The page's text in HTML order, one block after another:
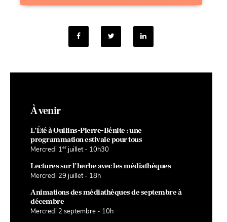
À venir
L’Été à Oullins-Pierre-Bénite : une
programmation estivale pour tous
Mercredi 1er juillet - 10h30
Lectures sur l’herbe avec les médiathèques
Mercredi 29 juillet - 18h
Animations des médiathèques de septembre à
décembre
Mercredi 2 septembre - 10h